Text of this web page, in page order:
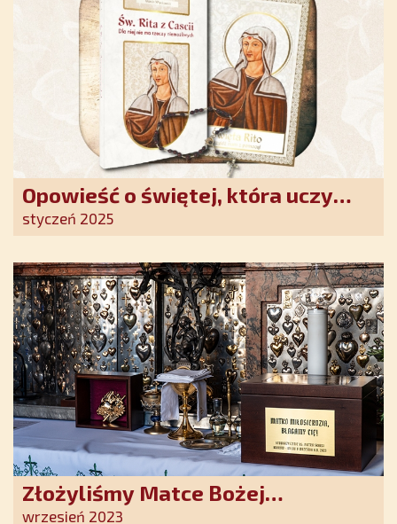
Opowieść o świętej, która uczy
szczerego oddania się Bogu.
nadziei w XXI wieku
styczeń 2025
Złożyliśmy Matce Bożej
Ostrobramskiej pozłacane wotum
wrzesień 2023